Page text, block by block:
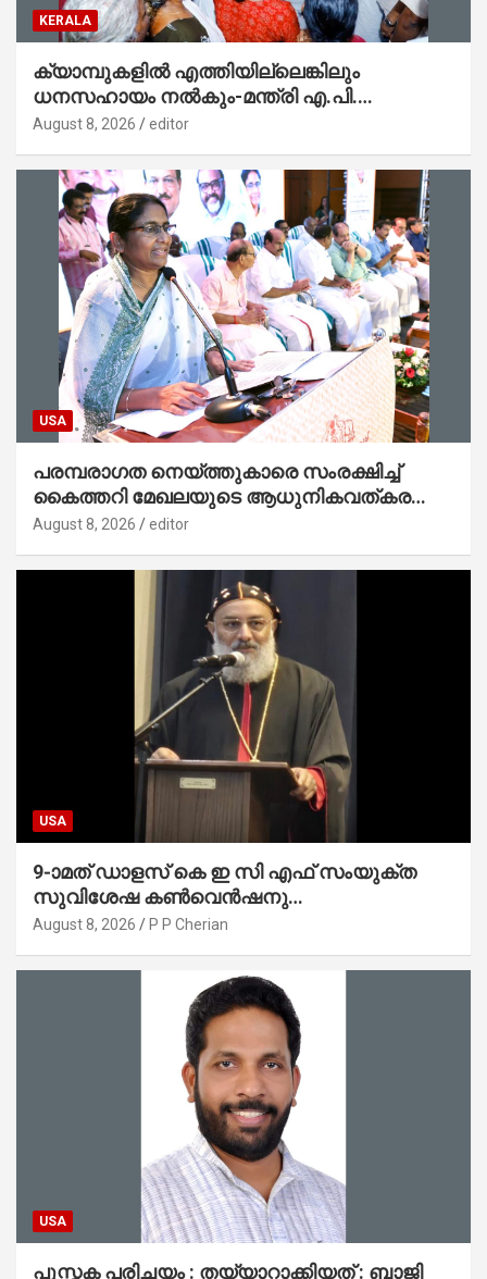
KERALA
ക്യാമ്പുകളിൽ എത്തിയില്ലെങ്കിലും
ധനസഹായം നൽകും-മന്ത്രി എ.പി.
അനിൽകുമാർ
August 8, 2026 editor
USA
പരമ്പരാഗത നെയ്ത്തുകാരെ സംരക്ഷിച്ച്
കൈത്തറി മേഖലയുടെ ആധുനികവത്കരണം
സാധ്യമാക്കും : ഡെപ്യൂട്ടി സ്പീക്കർ
August 8, 2026 editor
USA
9-ാമത് ഡാളസ് കെ ഇ സി എഫ് സംയുക്ത
സുവിശേഷ കൺവെൻഷനു
പ്രാർത്ഥനാനിർഭരമായ തുടക്കം
August 8, 2026 P P Cherian
USA
പുസ്തക പരിചയം : തയ്യാറാക്കിയത് : ബാജി